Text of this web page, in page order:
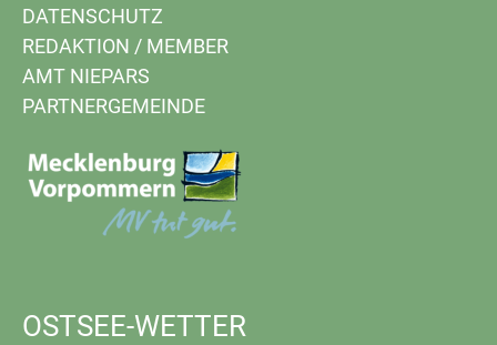
DATENSCHUTZ
REDAKTION / MEMBER
AMT NIEPARS
PARTNERGEMEINDE
OSTSEE-WETTER